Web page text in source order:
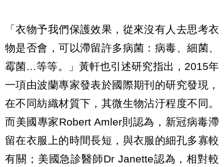
「衣物予我們保護效果，從來沒有人去思考衣
物是否會，可以滯留許多病菌：病毒、細菌、
霉菌…等等。」黃軒也引述研究指出，2015年
一項由波蘭專家發表於國際期刊的研究發現，
在不同紡織材質下，其微生物沾汙程度不同。
而美國專家Robert Amler則認為，新冠病毒滯
留在衣服上的時間長短，與衣服的細孔多寡較
有關；美國急診醫師Dr Janette認為，相對較